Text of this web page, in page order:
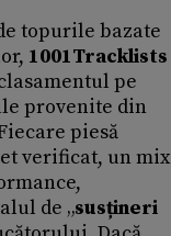
topurile bazate
1001Tracklists
pe
provenite din
piesă
verificat, un mix
de „susțineri